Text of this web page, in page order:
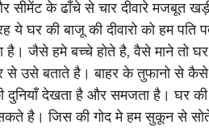
सीमेंट के ढाँचे से चार दीवारे मजबूत
ये घर की बाजू की दीवारो को हम पति
है। जैसे हमे बच्चे होते है, वैसे माने तो
से उसे बताते है। बाहर के तुफानो से
देखता है और समजता है। घर की
है। जिस की गोद मे हम सुकून से